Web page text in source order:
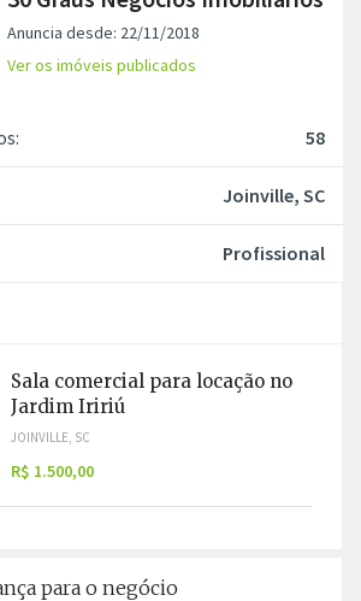
Anuncia desde: 22/11/2018
Ver os imóveis publicados
58
Joinville, SC
Profissional
Sala comercial para locação no
Jardim Iririú
JOINVILLE, SC
R$ 1.500,00
para o negócio